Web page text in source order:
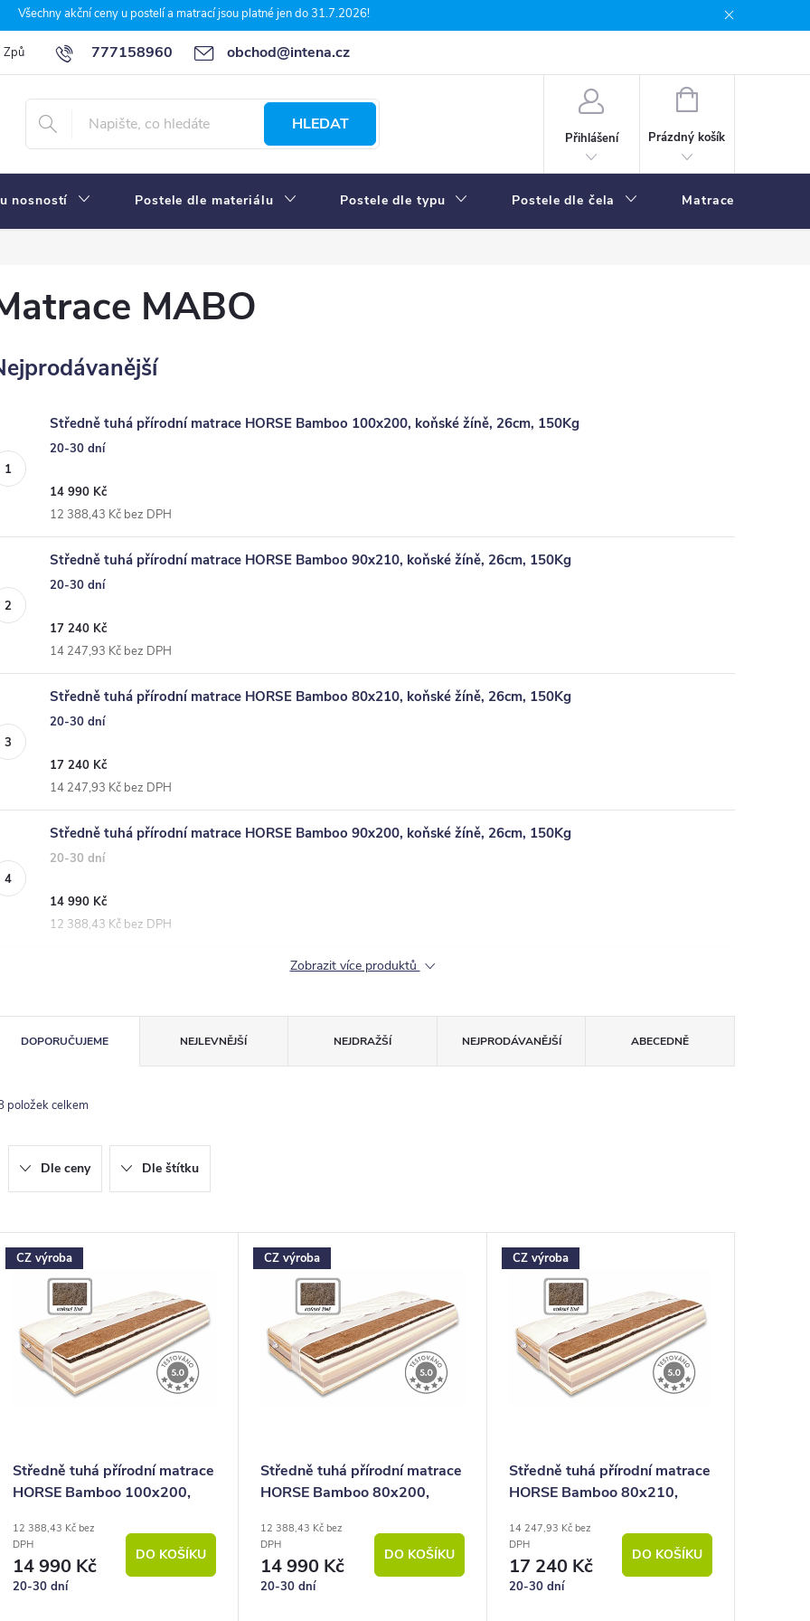
Všechny akční ceny u postelí a matrací jsou platné jen do 31.7.2026!
777158960 obchod@intena.cz
Způsoby a ceny dopravy 7 důvodů, proč nakupit u Intena nábytek
HLEDAT
Přihlášení
NÁKUPNÍ
Prázdný košík
nosností Postele dle materiálu Postele dle typu Postele dle čela Matrace
MABO
Středně tuhá přírodní matrace HORSE Bamboo 100x200, koňské žíně, 26cm, 150Kg
20-30 dní
14 990 Kč
12 388,43 Kč bez DPH
Středně tuhá přírodní matrace HORSE Bamboo 90x210, koňské žíně, 26cm, 150Kg
20-30 dní
17 240 Kč
14 247,93 Kč bez DPH
Středně tuhá přírodní matrace HORSE Bamboo 80x210, koňské žíně, 26cm, 150Kg
20-30 dní
17 240 Kč
14 247,93 Kč bez DPH
Středně tuhá přírodní matrace HORSE Bamboo 90x200, koňské žíně, 26cm, 150Kg
20-30 dní
14 990 Kč
12 388,43 Kč bez DPH
Zobrazit více produktů
DOPORUČUJEME NEJLEVNĚJŠÍ NEJDRAŽŠÍ NEJPRODÁVANĚJŠÍ ABECEDNĚ
položek celkem
Dle ceny Dle štítku
CZ výroba
Středně tuhá přírodní matrace
HORSE Bamboo 100x200,
12 388,43 Kč bez
DPH
14 990 Kč
20-30 dní
DO KOŠÍKU
CZ výroba
Středně tuhá přírodní matrace
HORSE Bamboo 80x200,
12 388,43 Kč bez
DPH
14 990 Kč
20-30 dní
DO KOŠÍKU
CZ výroba
Středně tuhá přírodní matrace
HORSE Bamboo 80x210,
14 247,93 Kč bez
DPH
17 240 Kč
20-30 dní
DO KOŠÍKU